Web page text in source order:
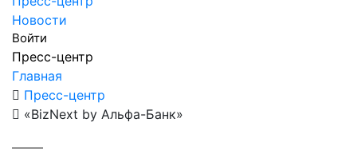
Новости
Войти
Пресс-центр
Главная
Пресс-центр
«BizNext by Альфа-Банк»